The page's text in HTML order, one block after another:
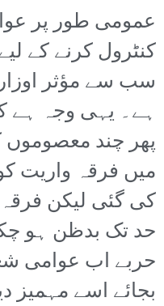
عمومی طور پر
کنٹرول کرنے کے
سب سے مؤثر
ہے۔ یہی وجہ ہے
پھر چند
میں فرقہ واریت
کی گئی لیکن
حد تک بدظن ہو
حربے اب عوامی
بجائے اسے مہمیز